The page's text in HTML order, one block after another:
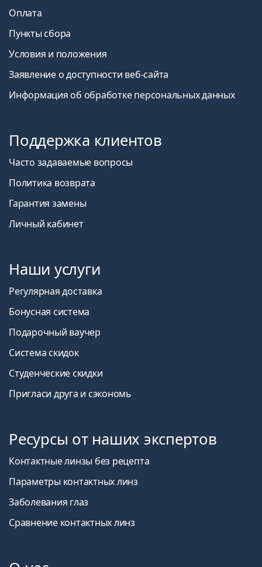
Оплата
Пункты сбора
Условия и положения
Заявление о доступности веб-сайта
Информация об обработке персональных данных
Поддержка клиентов
Часто задаваемые вопросы
Политика возврата
Гарантия замены
Личный кабинет
Наши услуги
Регулярная доставка
Бонусная система
Подарочный ваучер
Система скидок
Студенческие скидки
Пригласи друга и сэкономь
Ресурсы от наших экспертов
Контактные линзы без рецепта
Параметры контактных линз
Заболевания глаз
Сравнение контактных линз